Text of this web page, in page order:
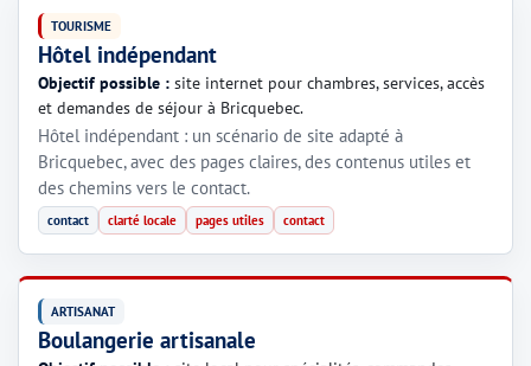
TOURISME
Hôtel indépendant
Objectif possible : site internet pour chambres, services, accès
et demandes de séjour à Bricquebec.
Hôtel indépendant : un scénario de site adapté à
Bricquebec, avec des pages claires, des contenus utiles et
des chemins vers le contact.
contact clarté locale pages utiles contact
ARTISANAT
Boulangerie artisanale